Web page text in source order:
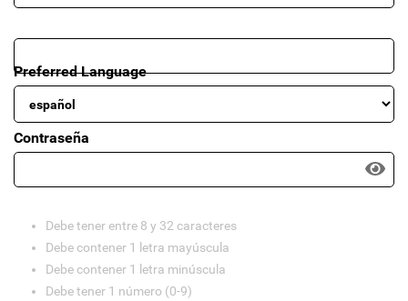
Preferred Language
Contraseña
Debe tener entre 8 y 32 caracteres
Debe contener 1 letra mayúscula
Debe contener 1 letra minúscula
Debe tener 1 número (0-9)